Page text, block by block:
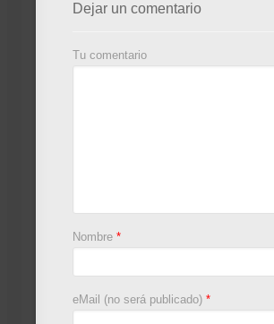
Dejar un comentario
Tu comentario
Nombre *
eMail (no será publicado) *